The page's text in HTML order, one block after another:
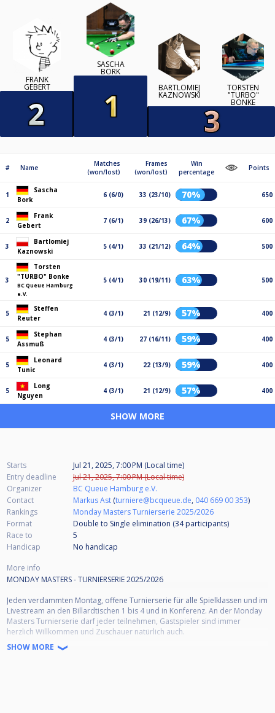
FRANK
GEBERT
SASCHA
BORK
BARTLOMIEJ
KAZNOWSKI
TORSTEN
"TURBO"
BONKE
# Name
Matches
(won/lost)
Frames
(won/lost)
Win
percentage
Points
1
Sascha
Bork
6 (6/0) 33 (23/10) 70% 650
2
Frank
Gebert
7 (6/1) 39 (26/13) 67% 600
3
Bartlomiej
Kaznowski
5 (4/1) 33 (21/12) 64% 500
3
Torsten
"TURBO" Bonke
BC Queue Hamburg
e.V.
5 (4/1) 30 (19/11) 63% 500
5
Steffen
Reuter
4 (3/1) 21 (12/9) 57% 400
5
Stephan
Assmuß
4 (3/1) 27 (16/11) 59% 400
5
Leonard
Tunic
4 (3/1) 22 (13/9) 59% 400
5
Long
Nguyen
4 (3/1) 21 (12/9) 57% 400
SHOW MORE
Starts
Jul 21, 2025, 7:00 PM (Local time)
Entry deadline
Jul 21, 2025, 7:00 PM (Local time)
Organizer
BC Queue Hamburg e.V.
Contact
Markus Ast (turniere@bcqueue.de, 040 669 00 353)
Rankings
Monday Masters Turnierserie 2025/2026
Format
Double to Single elimination (34participants)
Race to
5
Handicap
No handicap
More info
MONDAY MASTERS - TURNIERSERIE 2025/2026
Jeden verdammten Montag, offene Turnierserie für alle Spielklassen und im
Livestream an den Billardtischen 1 bis 4 und in Konferenz. An der Monday
Masters Turnierserie darf jeder teilnehmen, Gastspieler sind immer
herzlich Willkommen und Zuschauer natürlich auch.
Turnierbeginn: 19:00 Uhr, Akkreditierungsfrist: 18:45 Uhr, Einlass zum
SHOW MORE